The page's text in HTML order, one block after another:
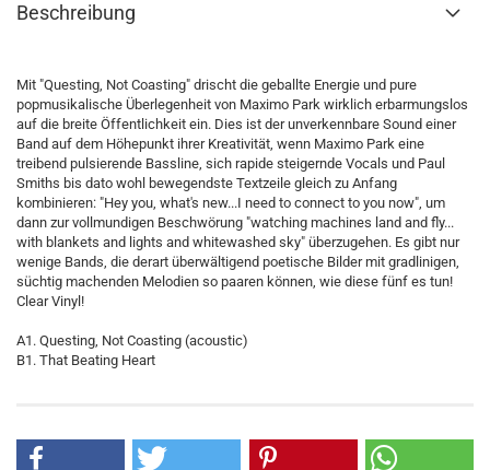
Beschreibung
Mit "Questing, Not Coasting" drischt die geballte Energie und pure
popmusikalische Überlegenheit von Maximo Park wirklich erbarmungslos
auf die breite Öffentlichkeit ein. Dies ist der unverkennbare Sound einer
Band auf dem Höhepunkt ihrer Kreativität, wenn Maximo Park eine
treibend pulsierende Bassline, sich rapide steigernde Vocals und Paul
Smiths bis dato wohl bewegendste Textzeile gleich zu Anfang
kombinieren: "Hey you, what's new...I need to connect to you now", um
dann zur vollmundigen Beschwörung "watching machines land and fly...
with blankets and lights and whitewashed sky" überzugehen. Es gibt nur
wenige Bands, die derart überwältigend poetische Bilder mit gradlinigen,
süchtig machenden Melodien so paaren können, wie diese fünf es tun!
Clear Vinyl!
A1. Questing, Not Coasting (acoustic)
B1. That Beating Heart